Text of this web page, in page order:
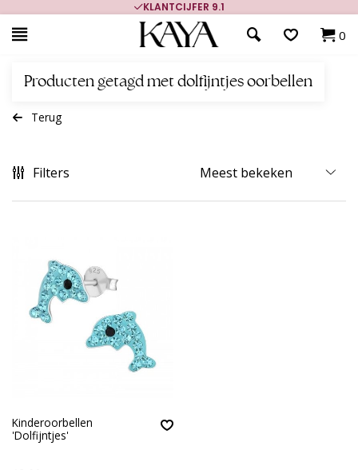
KLANTCIJFER 9.1
0
Producten getagd met dolfijntjes oorbellen
Terug
Filters
Kinderoorbellen
'Dolfijntjes'